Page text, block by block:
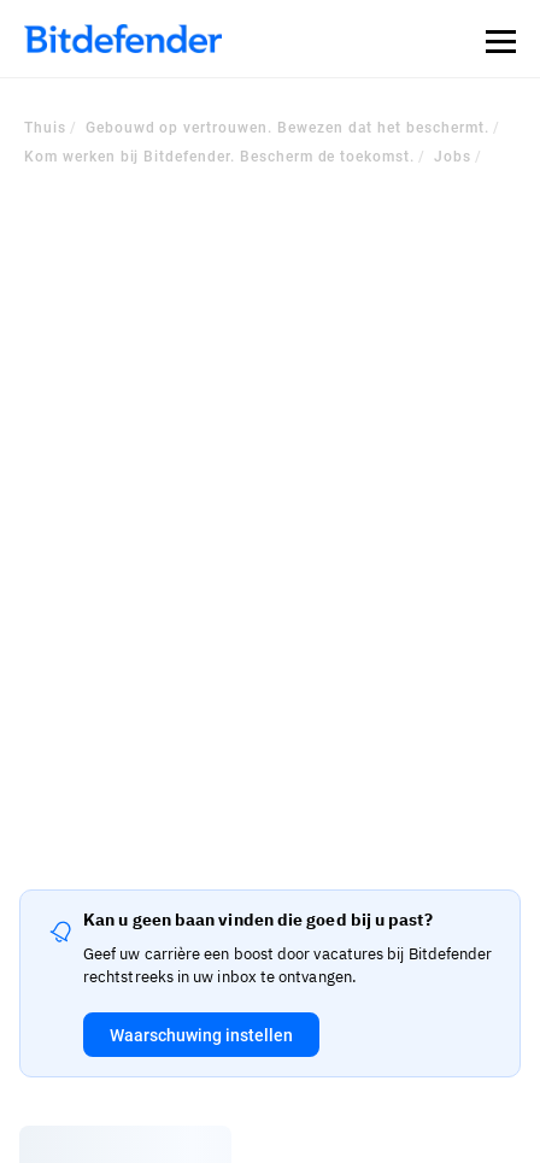
Thuis
Gebouwd op vertrouwen. Bewezen dat het beschermt.
Kom werken bij Bitdefender. Bescherm de toekomst.
Jobs
Kan u geen baan vinden die goed bij u past?
Geef uw carrière een boost door vacatures bij Bitdefender
rechtstreeks in uw inbox te ontvangen.
Waarschuwing instellen